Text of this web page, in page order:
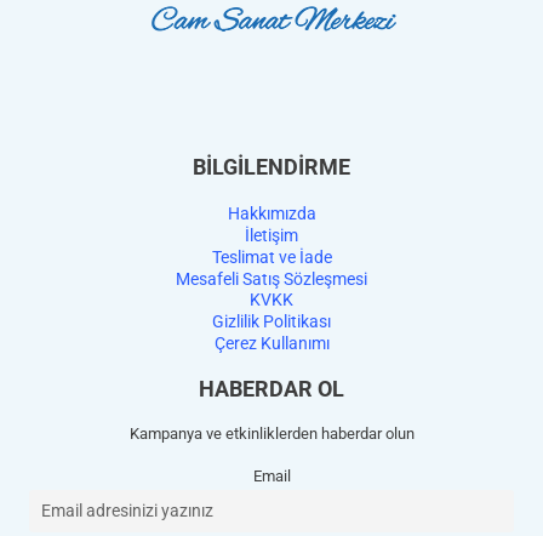
BİLGİLENDİRME
Hakkımızda
İletişim
Teslimat ve İade
Mesafeli Satış Sözleşmesi
KVKK
Gizlilik Politikası
Çerez Kullanımı
HABERDAR OL
Kampanya ve etkinliklerden haberdar olun
Email